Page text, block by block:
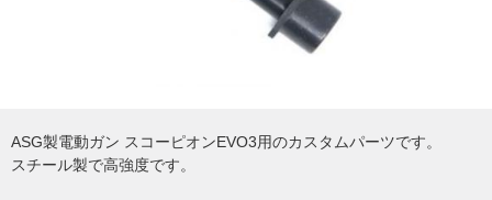
ASG製電動ガン スコーピオンEVO3用のカスタムパーツです。
スチール製で高強度です。